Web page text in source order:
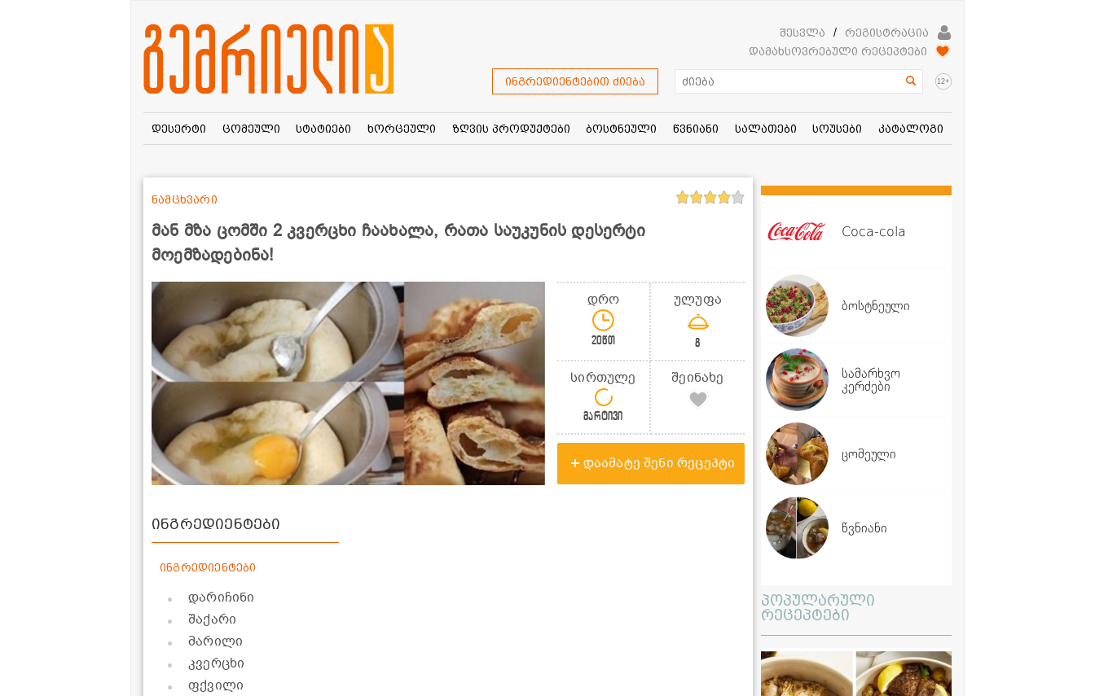
შესვლა /
რეგისტრაცია
დამახსოვრებული რეცეპტები
ინგრედიენტებით ძიება 12+
დესერტი ცომეული სტატიები ხორცეული ზღვის პროდუქტები ბოსტნეული წვნიანი სალათები სოუსები კატალოგი
მან მზა ცომში 2 კვერცხი ჩაახალა, რათა საუკუნის დესერტი
მოემზადებინა!
ნამცხვარი
დრო
20წთ
ულუფა
8
სირთულე
მარტივი
შეინახე
დაამატე შენი რეცეპტი
ინგრედიენტები
ინგრედიენტები
დარიჩინი
შაქარი
მარილი
კვერცხი
ფქვილი
Coca-cola
ბოსტნეული
სამარხვო
კერძები
ცომეული
წვნიანი
პოპულარული
რეცეპტები